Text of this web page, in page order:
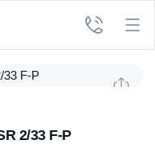
2/33 F-P